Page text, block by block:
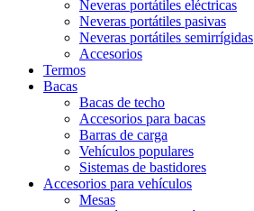
Neveras portátiles eléctricas
Neveras portátiles pasivas
Neveras portátiles semirrígidas
Accesorios
Termos
Bacas
Bacas de techo
Accesorios para bacas
Barras de carga
Vehículos populares
Sistemas de bastidores
Accesorios para vehículos
Mesas